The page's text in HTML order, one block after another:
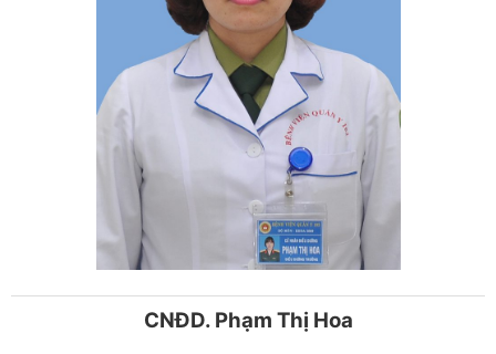
CNĐD. Phạm Thị Hoa